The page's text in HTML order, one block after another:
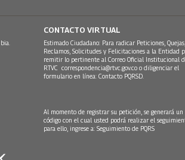
CONTACTO VIRTUAL
Estimado Ciudadano: Para radicar Peticiones, Quejas,
Reclamos, Solicitudes y Felicitaciones a la Entidad
remitir lo pertinente al Correo Oficial Institucional
RTVC correspondencia@rtvc.gov.co o diligenciar el
formulario en línea: Contacto PQRSD.
Al momento de registrar su petición, se generará un
código con el cual usted podrá realizar el
para ello, ingrese a: Seguimiento de PQRS